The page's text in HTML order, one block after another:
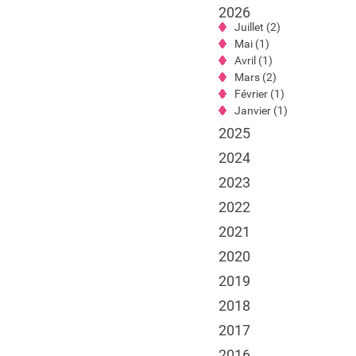
2026
Juillet (2)
Mai (1)
Avril (1)
Mars (2)
Février (1)
Janvier (1)
2025
2024
2023
2022
2021
2020
2019
2018
2017